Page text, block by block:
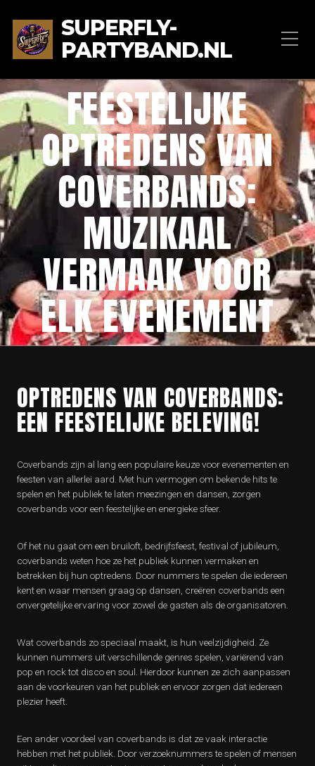
SUPERFLY-
PARTYBAND.NL
FEESTELIJKE
OPTREDENS VAN
COVERBANDS:
MUZIKAAL
VERMAAK VOOR
ELK EVENEMENT
OPTREDENS VAN COVERBANDS:
EEN FEESTELIJKE BELEVING!
Coverbands zijn al lang een populaire keuze voor evenementen en
feesten van allerlei aard. Met hun vermogen om bekende hits te
spelen en het publiek te laten meezingen en dansen, zorgen
coverbands voor een feestelijke en energieke sfeer.
Of het nu gaat om een bruiloft, bedrijfsfeest, festival of jubileum,
coverbands weten hoe ze het publiek kunnen vermaken en
betrekken bij hun optredens. Door nummers te spelen die iedereen
kent en waar mensen graag op dansen, creëren coverbands een
onvergetelijke ervaring voor zowel de gasten als de organisatoren.
Wat coverbands zo speciaal maakt, is hun veelzijdigheid. Ze
kunnen nummers uit verschillende genres spelen, variërend van
pop en rock tot disco en soul. Hierdoor kunnen ze zich aanpassen
aan de voorkeuren van het publiek en ervoor zorgen dat iedereen
plezier heeft.
Een ander voordeel van coverbands is dat ze vaak interactie
hebben met het publiek. Door verzoeknummers te spelen of mensen